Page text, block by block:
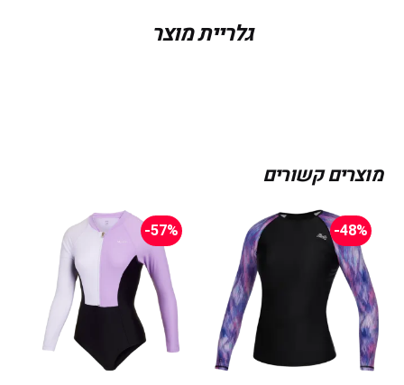
גלריית מוצר
מוצרים קשורים
-48%
-57%